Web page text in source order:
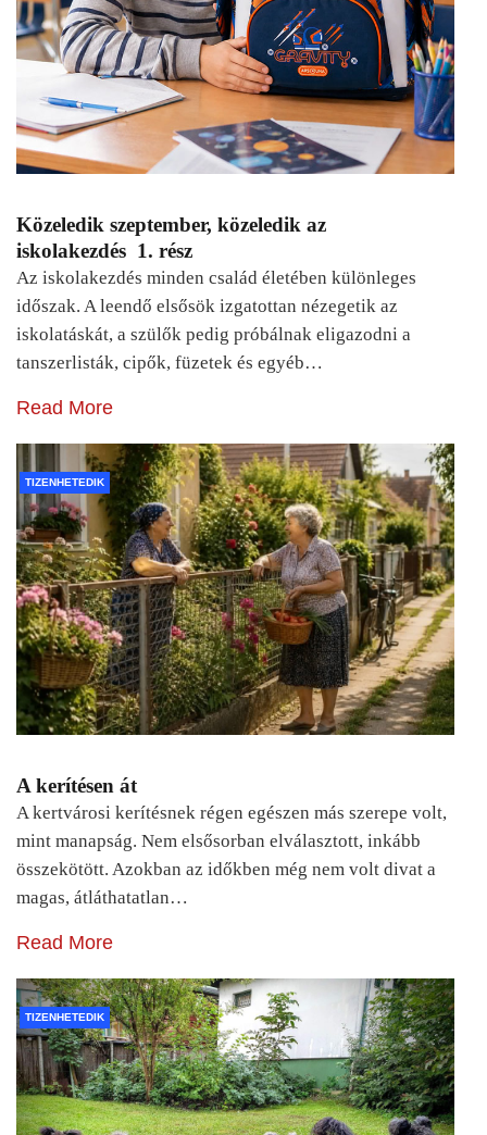
Közeledik szeptember, közeledik az
iskolakezdés 1. rész
Az iskolakezdés minden család életében különleges
időszak. A leendő elsősök izgatottan nézegetik az
iskolatáskát, a szülők pedig próbálnak eligazodni a
tanszerlisták, cipők, füzetek és egyéb…
Read More
TIZENHETEDIK
A kerítésen át
A kertvárosi kerítésnek régen egészen más szerepe volt,
mint manapság. Nem elsősorban elválasztott, inkább
összekötött. Azokban az időkben még nem volt divat a
magas, átláthatatlan…
Read More
TIZENHETEDIK